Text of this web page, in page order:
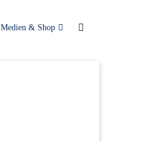
Medien & Shop